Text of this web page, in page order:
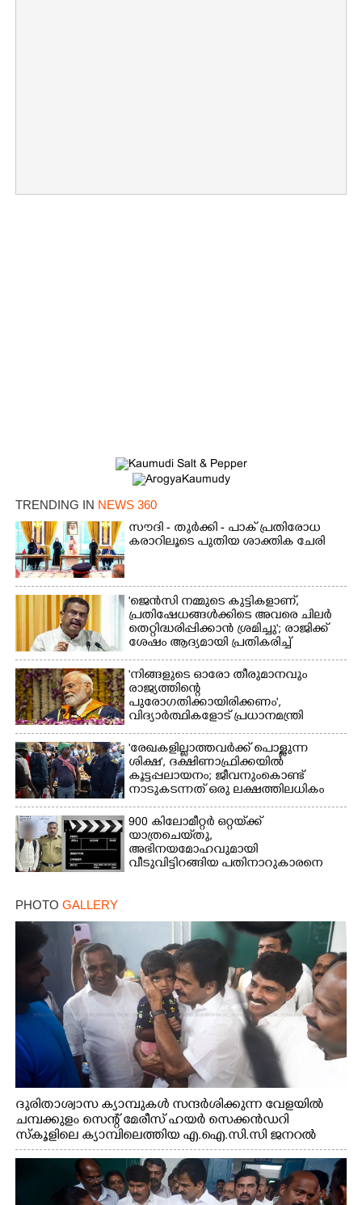
TRENDING IN NEWS 360
സൗദി - തുർക്കി - പാക് പ്രതിരോധ
കരാറിലൂടെ പുതിയ ശാക്തിക ചേരി
'ജെൻസി നമ്മുടെ കുട്ടികളാണ്,
പ്രതിഷേധങ്ങൾക്കിടെ അവരെ ചിലർ
തെറ്റിദ്ധരിപ്പിക്കാൻ ശ്രമിച്ചു'; രാജിക്ക്
ശേഷം ആദ്യമായി പ്രതികരിച്ച്
ധർമ്മേന്ദ്ര പ്രധാൻ
'നിങ്ങളുടെ ഓരോ തീരുമാനവും
രാജ്യത്തിന്റെ
പുരോഗതിക്കായിരിക്കണം',​
വിദ്യാർത്ഥികളോട് പ്രധാനമന്ത്രി
'രേഖകളില്ലാത്തവർക്ക് പൊള്ളുന്ന
ശിക്ഷ', ദക്ഷിണാഫ്രിക്കയിൽ
കൂട്ടപ്പലായനം; ജീവനുംകൊണ്ട്
നാടുകടന്നത് ഒരു ലക്ഷത്തിലധികം
പേർ
900 കിലോമീറ്റർ ഒറ്റയ്‌ക്ക്
യാത്രചെ‌യ്‌തു,​
അഭിനയമോഹവുമായി
വീടുവിട്ടിറങ്ങിയ പതിനാറുകാരനെ
PHOTO GALLERY
ദുരിതാശ്വാസ ക്യാമ്പുകൾ സന്ദർശിക്കുന്ന വേളയിൽ
ചമ്പക്കുളം സെന്റ് മേരീസ് ഹയർ സെക്കൻഡറി
സ്കൂളിലെ ക്യാമ്പിലെത്തിയ എ.ഐ.സി.സി ജനറൽ
സെക്രട്ടറി കെ.സി വേണുഗോപാൽ എം.പി കുരുന്നിനെ
എടുത്ത് ലാളിച്ചപ്പോൾ. സഹകരണ-എക്സൈസ്
വകുപ്പ് മന്ത്രി എം. ലിജു, കൃഷിവകുപ്പ് മന്ത്രി ടി. സിദ്ദിഖ്,
റെജി ചെറിയാൻ എം. എൽ. എ എന്നിവർ സമീപം